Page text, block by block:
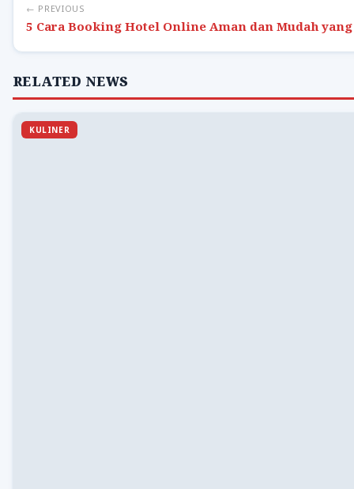
← PREVIOUS
5 Cara Booking Hotel Online Aman dan Mudah
RELATED NEWS
KULINER